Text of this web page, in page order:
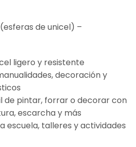
de unicel) –
ligero y resistente
decoración y
de pintar, forrar o decorar con
escarcha y más
escuela, talleres y actividades